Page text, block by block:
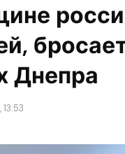
Днепра